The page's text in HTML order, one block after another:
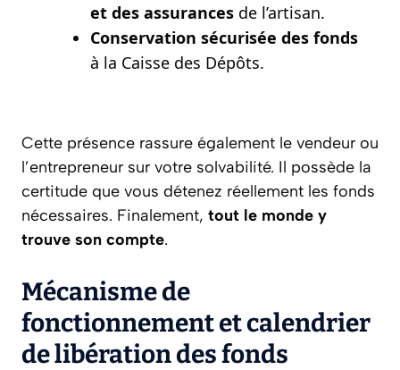
et des assurancesde l’artisan.
Conservation sécurisée des fonds
à la Caisse des Dépôts.
Cette présence rassure également le vendeur ou
l’entrepreneur sur votre solvabilité. Il possède la
certitude que vous détenez réellement les fonds
nécessaires. Finalement, tout le monde y
trouve son compte.
Mécanisme de
fonctionnement et calendrier
de libération des fonds